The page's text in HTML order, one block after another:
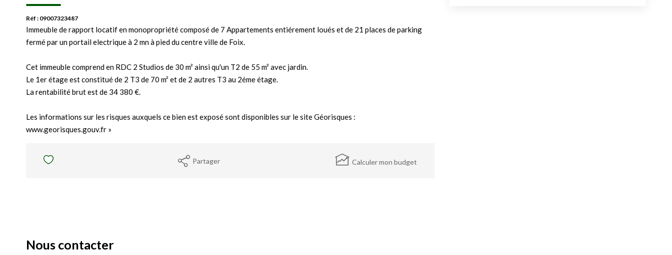
Réf : 09007323487
Immeuble de rapport locatif en monopropriété composé de 7 Appartements entiérement loués et de 21 places de parking
fermé par un portail electrique à 2 mn à pied du centre ville de Foix.
Cet immeuble comprend en RDC 2 Studios de 30 m² ainsi qu'un T2 de 55 m² avec jardin.
Le 1er étage est constitué de 2 T3 de 70 m² et de 2 autres T3 au 2éme étage.
La rentabilité brut est de 34 380 €.
Les informations sur les risques auxquels ce bien est exposé sont disponibles sur le site Géorisques :
www.georisques.gouv.fr »
Partager Calculer mon budget
Nous contacter